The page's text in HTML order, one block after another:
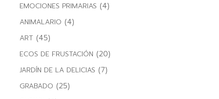
EMOCIONES PRIMARIAS (4)
ANIMALARIO (4)
ART (45)
ECOS DE FRUSTACIÓN (20)
JARDÍN DE LA DELICIAS (7)
GRABADO (25)